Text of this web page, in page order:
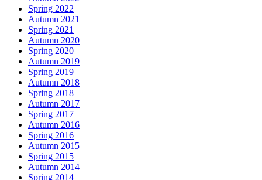
Spring 2022
Autumn 2021
Spring 2021
Autumn 2020
Spring 2020
Autumn 2019
Spring 2019
Autumn 2018
Spring 2018
Autumn 2017
Spring 2017
Autumn 2016
Spring 2016
Autumn 2015
Spring 2015
Autumn 2014
Spring 2014